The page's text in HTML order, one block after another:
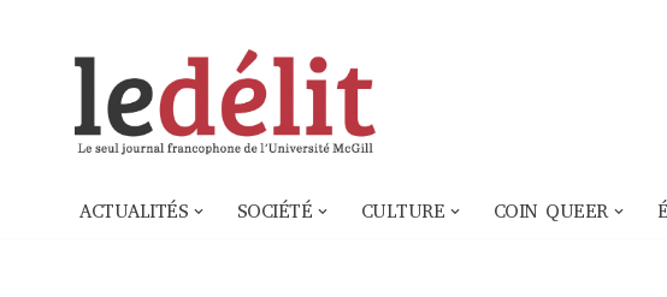
ACTUALITÉS SOCIÉTÉ CULTURE COIN QUEER